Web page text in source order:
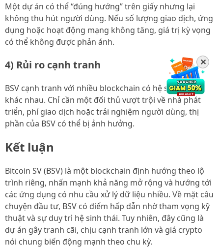
Một dự án có thể “đúng hướng” trên giấy nhưng lại
không thu hút người dùng. Nếu số lượng giao dịch, ứng
dụng hoặc hoạt động mạng không tăng, giá trị kỳ vọng
có thể không được phản ánh.
4) Rủi ro cạnh tranh
BSV cạnh tranh với nhiều blockchain có hệ sinh thái
khác nhau. Chỉ cần một đối thủ vượt trội về nhà phát
triển, phí giao dịch hoặc trải nghiệm người dùng, thị
phần của BSV có thể bị ảnh hưởng.
Kết luận
Bitcoin SV (BSV) là một blockchain định hướng theo lộ
trình riêng, nhấn mạnh khả năng mở rộng và hướng tới
các ứng dụng có nhu cầu xử lý dữ liệu nhiều. Về mặt câu
chuyện đầu tư, BSV có điểm hấp dẫn nhờ tham vọng kỹ
thuật và sự duy trì hệ sinh thái. Tuy nhiên, đây cũng là
dự án gây tranh cãi, chịu cạnh tranh lớn và giá crypto
nói chung biến động mạnh theo chu kỳ.
✕